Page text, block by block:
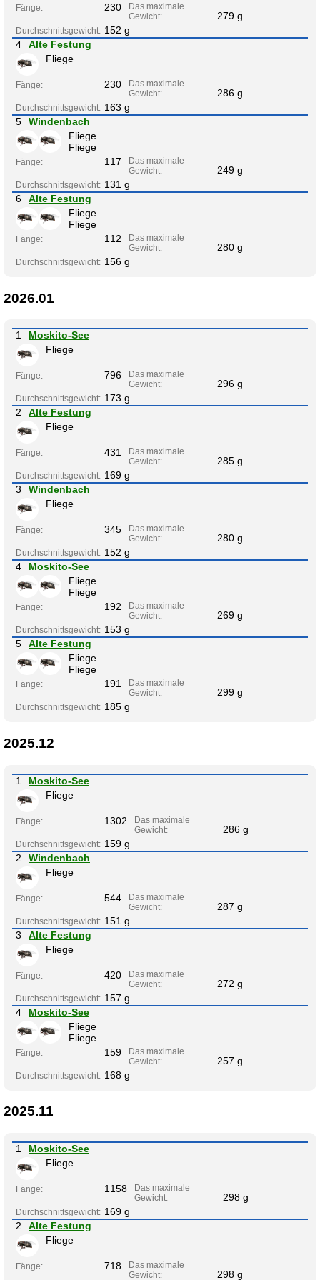
Fänge: 230
Das maximale
Gewicht:
279 g
Durchschnittsgewicht: 152 g
4
Alte Festung
Fliege
Fänge: 230
Das maximale
Gewicht:
286 g
Durchschnittsgewicht: 163 g
5
Windenbach
Fliege
Fliege
Fänge: 117
Das maximale
Gewicht:
249 g
Durchschnittsgewicht: 131 g
6
Alte Festung
Fliege
Fliege
Fänge: 112
Das maximale
Gewicht:
280 g
Durchschnittsgewicht: 156 g
2026.01
1
Moskito-See
Fliege
Fänge: 796
Das maximale
Gewicht:
296 g
Durchschnittsgewicht: 173 g
2
Alte Festung
Fliege
Fänge: 431
Das maximale
Gewicht:
285 g
Durchschnittsgewicht: 169 g
3
Windenbach
Fliege
Fänge: 345
Das maximale
Gewicht:
280 g
Durchschnittsgewicht: 152 g
4
Moskito-See
Fliege
Fliege
Fänge: 192
Das maximale
Gewicht:
269 g
Durchschnittsgewicht: 153 g
5
Alte Festung
Fliege
Fliege
Fänge: 191
Das maximale
Gewicht:
299 g
Durchschnittsgewicht: 185 g
2025.12
1
Moskito-See
Fliege
Fänge: 1302
Das maximale
Gewicht:
286 g
Durchschnittsgewicht: 159 g
2
Windenbach
Fliege
Fänge: 544
Das maximale
Gewicht:
287 g
Durchschnittsgewicht: 151 g
3
Alte Festung
Fliege
Fänge: 420
Das maximale
Gewicht:
272 g
Durchschnittsgewicht: 157 g
4
Moskito-See
Fliege
Fliege
Fänge: 159
Das maximale
Gewicht:
257 g
Durchschnittsgewicht: 168 g
2025.11
1
Moskito-See
Fliege
Fänge: 1158
Das maximale
Gewicht:
298 g
Durchschnittsgewicht: 169 g
2
Alte Festung
Fliege
Fänge: 718
Das maximale
Gewicht:
298 g